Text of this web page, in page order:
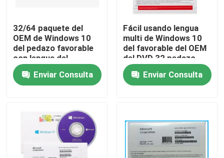
Control de calidad
Éntrenos en contacto con
Casos
Llave de la licencia del software
32/64 paquete del
OEM de Windows 10
del pedazo favorable
con lengua del
coreano de la
transferencia directa
del DVD
Enviar Consulta
Fácil usando lengua
multi de Windows 10
del favorable del OEM
del DVD 32 pedazo
original del pedazo 64
Enviar Consulta